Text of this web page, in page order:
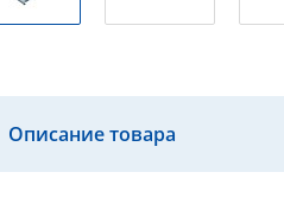
Описание товара